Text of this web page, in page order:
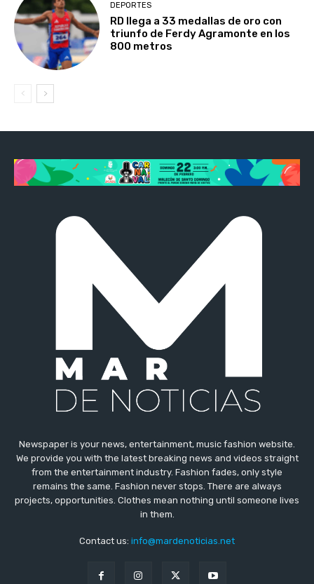
DEPORTES
RD llega a 33 medallas de oro con
triunfo de Ferdy Agramonte en los
800 metros
Newspaper is your news, entertainment, music fashion website.
We provide you with the latest breaking news and videos straight
from the entertainment industry. Fashion fades, only style
remains the same. Fashion never stops. There are always
projects, opportunities. Clothes mean nothing until someone lives
in them.
Contact us: info@mardenoticias.net